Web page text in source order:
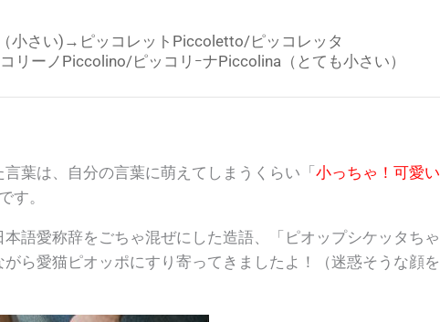
小さい)→ピッコレットPiccoletto/ピッコレッタ
リーノPiccolino/ピッコリｰナPiccolina（とても小さい）
葉は、自分の言葉に萌えてしまうくらい「 小っちゃ！可愛い
す。
語愛称辞をごちゃ混ぜにした造語、「 ピオップシケッタちゃ
がら愛猫ピオッポにすり寄ってきましたよ！（迷惑そうな顔を